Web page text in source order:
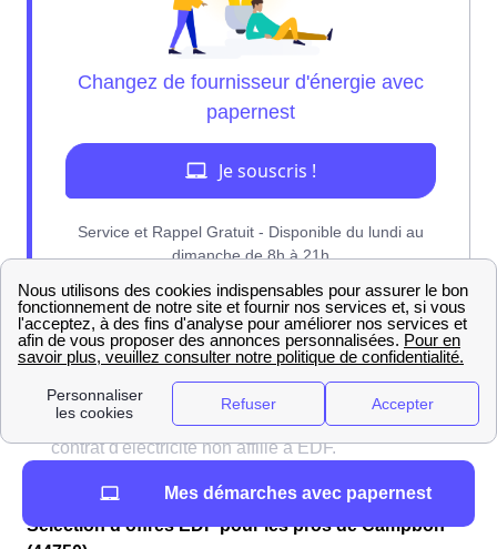
Nos experts sont là pour vous brancher sur
l'offre de gaz parfaite pour vous !
Sélection d'offres EDF pour les pros de Campbon
Mes démarches avec papernest